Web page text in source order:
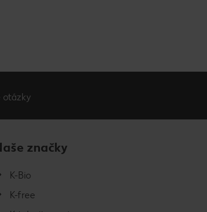
otázky
značky
K-Bio
K-free